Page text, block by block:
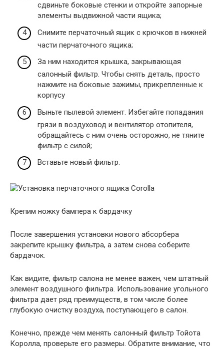
сдвиньте боковые стенки и откройте запорные
элементы выдвижной части ящика;
Снимите перчаточный ящик с крючков в нижней
части перчаточного ящика;
За ним находится крышка, закрывающая
салонный фильтр. Чтобы снять деталь, просто
нажмите на боковые зажимы, прикрепленные к
корпусу
Выньте пылевой элемент. Избегайте попадания
грязи в воздуховод и вентилятор отопителя,
обращайтесь с ним очень осторожно, не тяните
фильтр с силой;
Вставьте новый фильтр.
Крепим ножку бампера к бардачку
После завершения установки нового абсорбера
закрепите крышку фильтра, а затем снова соберите
бардачок.
Как видите, фильтр салона не менее важен, чем штатный
элемент воздушного фильтра. Использование угольного
фильтра дает ряд преимуществ, в том числе более
глубокую очистку воздуха, поступающего в салон.
Конечно, прежде чем менять салонный фильтр Тойота
Королла, проверьте его размеры. Обратите внимание, что